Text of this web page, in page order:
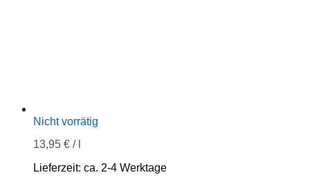
Nicht vorrätig
13,95 € /
Lieferzeit: ca. 2-4 Werktage